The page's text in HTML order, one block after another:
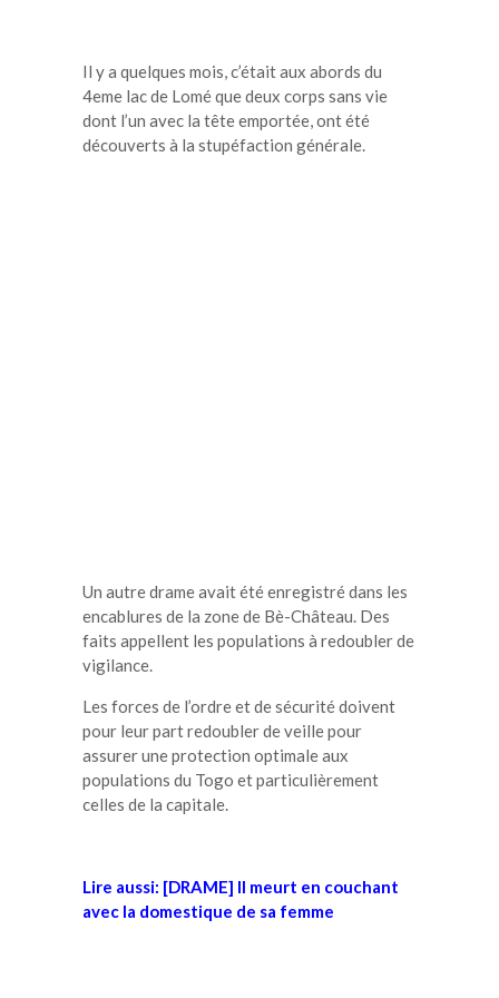
Il y a quelques mois, c’était aux abords du
4eme lac de Lomé que deux corps sans vie
dont l’un avec la tête emportée, ont été
découverts à la stupéfaction générale.
Un autre drame avait été enregistré dans les
encablures de la zone de Bè-Château. Des
faits appellent les populations à redoubler de
vigilance.
Les forces de l’ordre et de sécurité doivent
pour leur part redoubler de veille pour
assurer une protection optimale aux
populations du Togo et particulièrement
celles de la capitale.
Lire aussi: [DRAME] Il meurt en couchant
avec la domestique de sa femme